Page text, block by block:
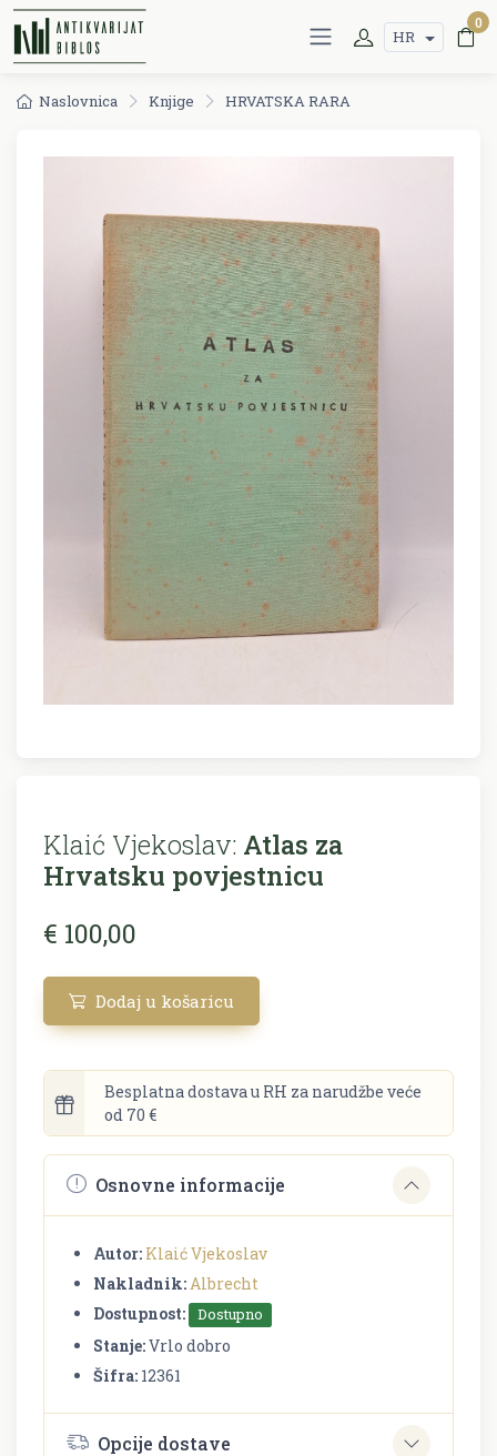
HR
0
Naslovnica Knjige HRVATSKA RARA
Klaić Vjekoslav: Atlas za
Hrvatsku povjestnicu
€ 100,00
Dodaj u košaricu
Besplatna dostava u RH za narudžbe veće
od 70 €
Osnovne informacije
Autor: Klaić Vjekoslav
Nakladnik: Albrecht
Dostupnost:
Dostupno
Stanje:Vrlo dobro
Šifra: 12361
Opcije dostave